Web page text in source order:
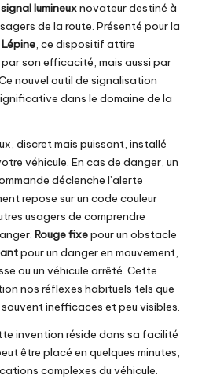
signal lumineuxnovateur destiné à
de la route. Présenté pour la
, ce dispositif attire
son efficacité, mais aussi par
nouvel outil de signalisation
dans le domaine de la
discret mais puissant, installé
véhicule. En cas de danger, un
déclenche l’alerte
repose sur un code couleur
usagers de comprendre
Rouge fixepour un obstacle
pour un danger en mouvement,
ou un véhicule arrêté. Cette
nos réflexes habituels tels que
inefficaces et peu visibles.
invention réside dans sa facilité
être placé en quelques minutes,
complexes du véhicule.